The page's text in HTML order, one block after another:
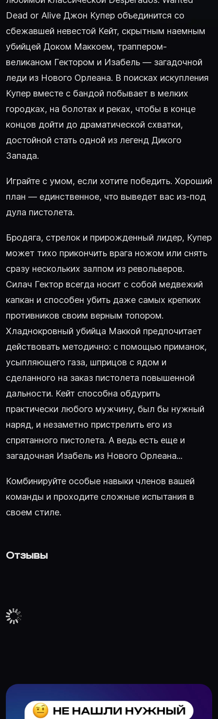
Dead or Alive Джон Купер объединится со
сбежавшей невестой Кейт, скрытным наемным
убийцей Доком Маккоем, траппером-
великаном Гектором и Изабель — загадочной
леди из Нового Орлеана. В поисках искупления
Купер вместе с бандой побывает в мелких
городках, на болотах и реках, чтобы в конце
концов дойти до драматической схватки,
достойной стать одной из легенд Дикого
Запада.
Играйте с умом, если хотите победить. Хороший
план — единственное, что выведет вас из-под
дула пистолета.
Бродяга, стрелок и прирожденный лидер, Купер
может тихо прикончить врага ножом или снять
сразу нескольких залпом из револьверов.
Силач Гектор всегда носит с собой медвежий
капкан и способен убить даже самых крепких
противников своим верным топором.
Хладнокровный убийца Маккой предпочитает
действовать методично: с помощью приманок,
усыпляющего газа, шприцов с ядом и
сделанного на заказ пистолета повышенной
дальности. Кейт способна обдурить
практически любого мужчину, был бы нужный
наряд, и незаметно пристрелить его из
спрятанного пистолета. А ведь есть еще и
загадочная Изабель из Нового Орлеана...
Комбинируйте особые навыки членов вашей
команды и проходите сложные испытания в
своем стиле.
Отзывы